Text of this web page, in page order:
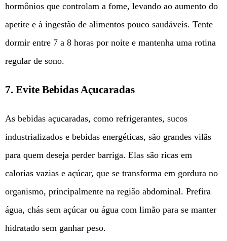
hormônios que controlam a fome, levando ao aumento do
apetite e à ingestão de alimentos pouco saudáveis. Tente
dormir entre 7 a 8 horas por noite e mantenha uma rotina
regular de sono.
7. Evite Bebidas Açucaradas
As bebidas açucaradas, como refrigerantes, sucos
industrializados e bebidas energéticas, são grandes vilãs
para quem deseja perder barriga. Elas são ricas em
calorias vazias e açúcar, que se transforma em gordura no
organismo, principalmente na região abdominal. Prefira
água, chás sem açúcar ou água com limão para se manter
hidratado sem ganhar peso.